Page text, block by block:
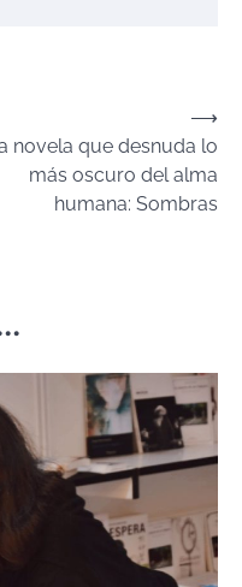
novela que desnuda lo
más oscuro del alma
humana: Sombras
⟶